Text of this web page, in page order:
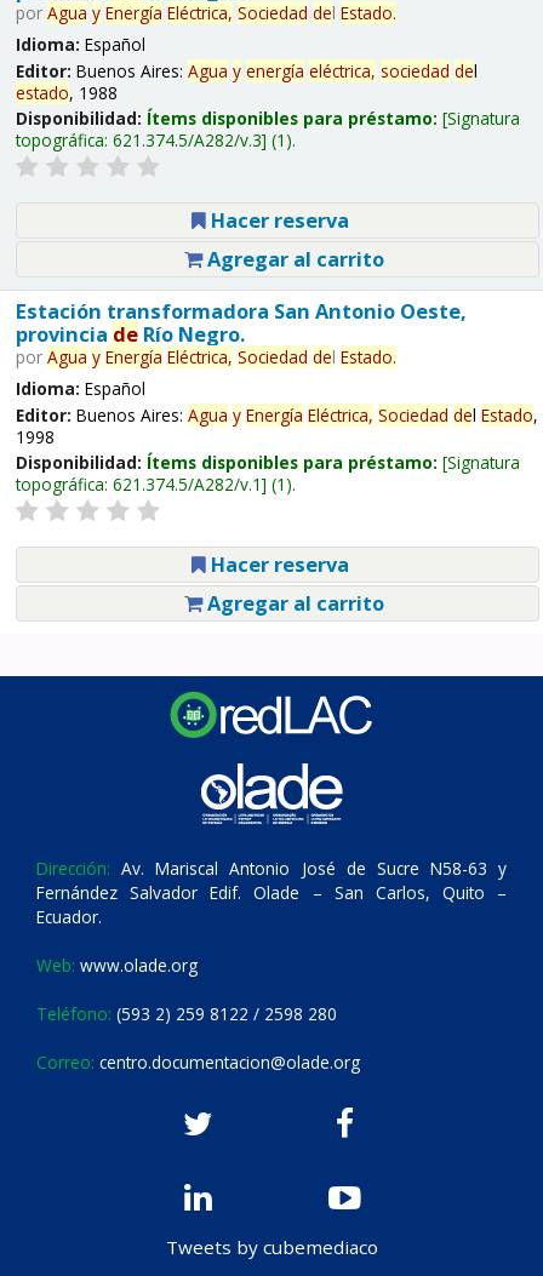
por Agua y Energía Eléctrica, Sociedad del Estado.
Idioma: Español
Editor: Buenos Aires: Agua y energía eléctrica, sociedad del
estado, 1988
Disponibilidad: Ítems disponibles para préstamo: Signatura
topográfica: 621.374.5/A282/v.3 (1).
Hacer reserva
Agregar al carrito
Estación transformadora San Antonio Oeste,
provincia deRío Negro.
por Agua y Energía Eléctrica, Sociedad del Estado.
Idioma: Español
Editor: Buenos Aires: Agua y Energía Eléctrica, Sociedad del Estado,
1998
Disponibilidad: Ítems disponibles para préstamo: Signatura
topográfica: 621.374.5/A282/v.1 (1).
Hacer reserva
Agregar al carrito
Dirección: Av. Mariscal Antonio José de Sucre N58-63 y
Fernández Salvador Edif. Olade – San Carlos, Quito –
Ecuador.
Web: www.olade.org
Teléfono: (593 2) 259 8122 / 2598 280
Correo: centro.documentacion@olade.org
Tweets by cubemediaco